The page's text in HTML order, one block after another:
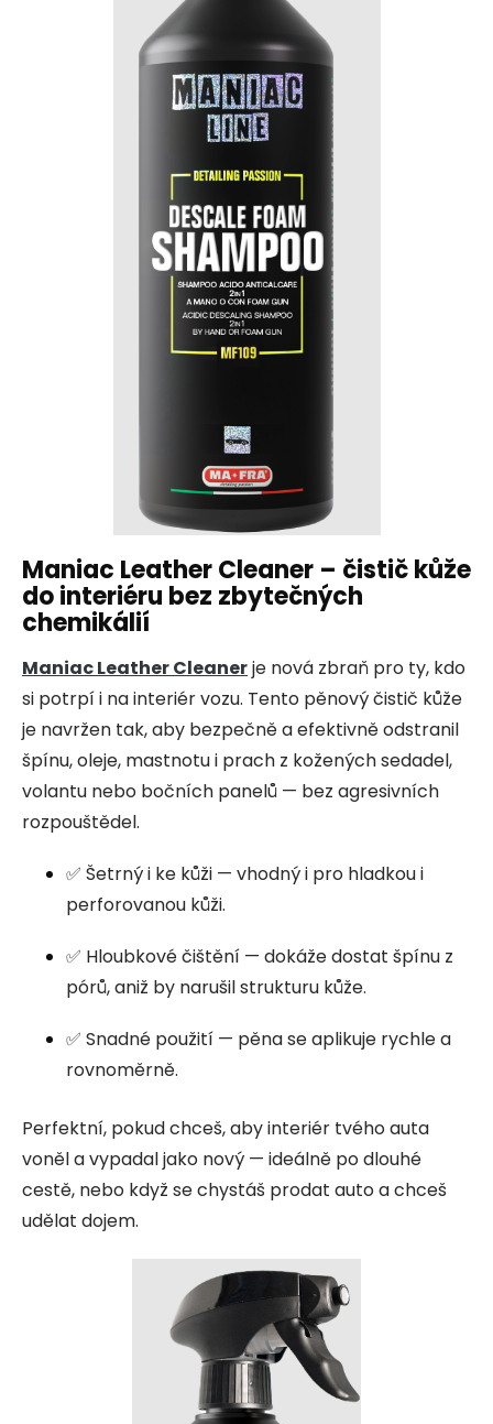
Maniac Leather Cleaner – čistič kůže
do interiéru bez zbytečných
chemikálií
Maniac Leather Cleanerje nová zbraň pro ty, kdo
si potrpí i na interiér vozu. Tento pěnový čistič kůže
je navržen tak, aby bezpečně a efektivně odstranil
špínu, oleje, mastnotu i prach z kožených sedadel,
volantu nebo bočních panelů — bez agresivních
rozpouštědel.
✅ Šetrný i ke kůži — vhodný i pro hladkou i
perforovanou kůži.
✅ Hloubkové čištění — dokáže dostat špínu z
pórů, aniž by narušil strukturu kůže.
✅ Snadné použití — pěna se aplikuje rychle a
rovnoměrně.
Perfektní, pokud chceš, aby interiér tvého auta
voněl a vypadal jako nový — ideálně po dlouhé
cestě, nebo když se chystáš prodat auto a chceš
udělat dojem.